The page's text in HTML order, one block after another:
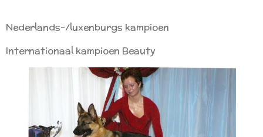
Nederlands-/luxenburgs kampioen
Internationaal kampioen Beauty